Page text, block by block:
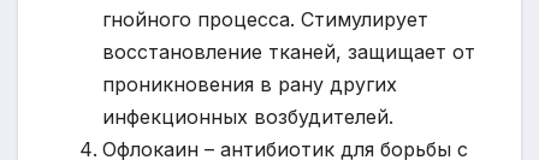
гнойного процесса. Стимулирует
восстановление тканей, защищает от
проникновения в рану других
инфекционных возбудителей.
Офлокаин – антибиотик для борьбы с